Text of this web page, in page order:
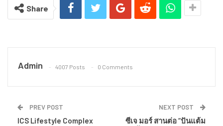
Share
Admin 4007 Posts 0 Comments
PREV POST
ICS Lifestyle Complex
NEXT POST
ซีเจ มอร์ สานต่อ “ปันแต้ม